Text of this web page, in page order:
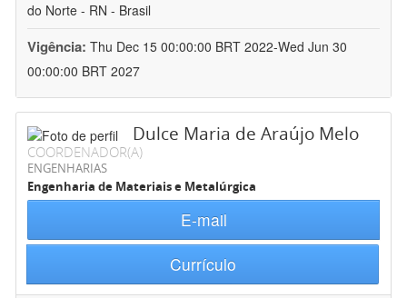
do Norte - RN - Brasil
Vigência: Thu Dec 15 00:00:00 BRT 2022-Wed Jun 30
00:00:00 BRT 2027
Dulce Maria de Araújo Melo
COORDENADOR(A)
ENGENHARIAS
Engenharia de Materiais e Metalúrgica
E-mail
Currículo